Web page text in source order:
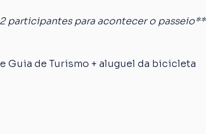
participantes para acontecer o passeio**
Guia de Turismo + aluguel da bicicleta